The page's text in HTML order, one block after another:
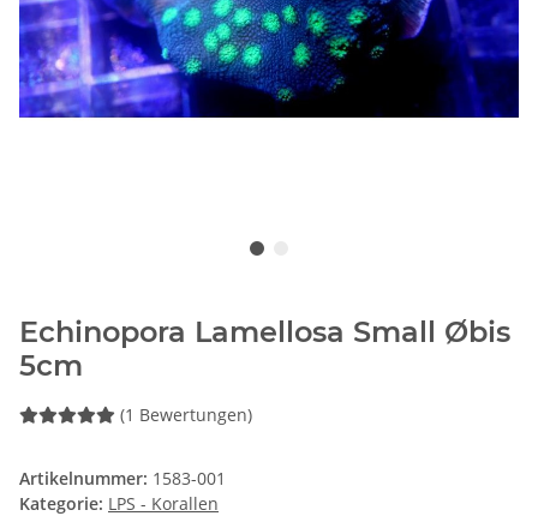
Echinopora Lamellosa Small Øbis
5cm
(1 Bewertungen)
Artikelnummer: 1583-001
Kategorie: LPS - Korallen